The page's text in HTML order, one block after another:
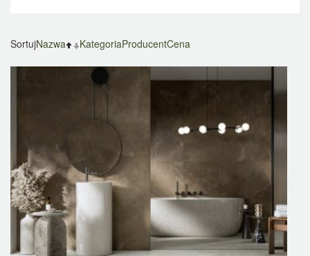
SortujNazwa KategoriaProducentCena